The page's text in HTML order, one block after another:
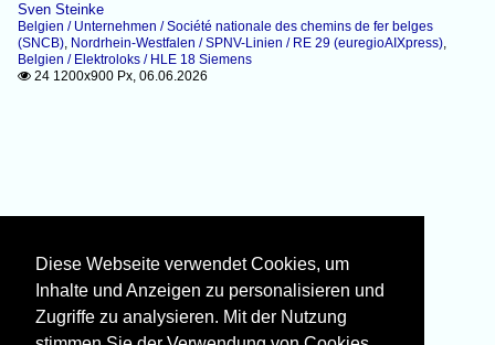
Sven Steinke
Belgien / Unternehmen / Société nationale des chemins de fer belges
(SNCB), Nordrhein-Westfalen / SPNV-Linien / RE 29 (euregioAIXpress),
Belgien / Elektroloks / HLE 18 Siemens
 24 1200x900 Px, 06.06.2026
Diese Webseite verwendet Cookies, um
Inhalte und Anzeigen zu personalisieren und
Zugriffe zu analysieren. Mit der Nutzung